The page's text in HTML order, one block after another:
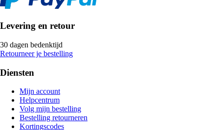
Levering en retour
30 dagen bedenktijd
Retourneer je bestelling
Diensten
Mijn account
Helpcentrum
Volg mijn bestelling
Bestelling retourneren
Kortingscodes